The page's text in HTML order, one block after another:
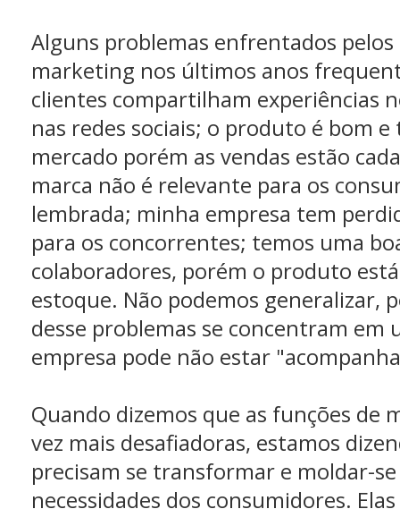
Alguns problemas enfrentados
marketing nos últimos anos
clientes compartilham experiências
nas redes sociais; o produto é bom
mercado porém as vendas estão
marca não é relevante para os
lembrada; minha empresa tem
para os concorrentes; temos uma
colaboradores, porém o produto
estoque. Não podemos generalizar,
desse problemas se concentram em
empresa pode não estar
Quando dizemos que as funções de
vez mais desafiadoras, estamos
precisam se transformar e moldar-se
necessidades dos consumidores.